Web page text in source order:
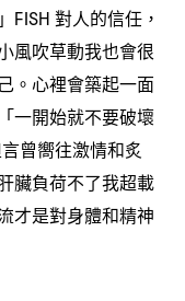
FISH 對人的信任 ，
風吹草動我也會很
。心裡會築起一面
「一開始就不要破壞
曾嚮往激情和炙
臟負荷不了我超載
才是對身體和精神